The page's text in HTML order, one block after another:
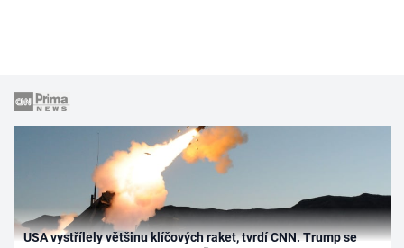
USA vystřílely většinu klíčových raket, tvrdí CNN. Trump se